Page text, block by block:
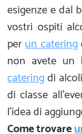
esigenze e dal
vostri ospiti
perun catering
non avete un
cateringdi
di classe
l'idea di
Come trovare